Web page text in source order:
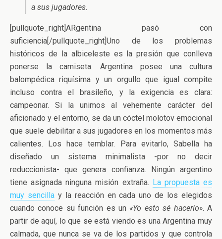
a sus jugadores.
[pullquote_right]ARgentina pasó con
suficiencia[/pullquote_right]Uno de los problemas
históricos de la albiceleste es la presión que conlleva
ponerse la camiseta. Argentina posee una cultura
balompédica riquísima y un orgullo que igual compite
incluso contra el brasileño, y la exigencia es clara:
campeonar. Si la unimos al vehemente carácter del
aficionado y el entorno, se da un cóctel molotov emocional
que suele debilitar a sus jugadores en los momentos más
calientes. Los hace temblar. Para evitarlo, Sabella ha
diseñado un sistema minimalista -por no decir
reduccionista- que genera confianza. Ningún argentino
tiene asignada ninguna misión extraña. La propuesta es
muy sencillay la reacción en cada uno de los elegidos
cuando conoce su función es un «Yo esto sé hacerlo». A
partir de aquí, lo que se está viendo es una Argentina muy
calmada, que nunca se va de los partidos y que controla